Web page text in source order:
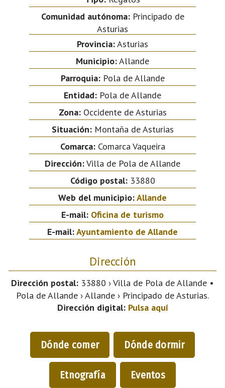
Comunidad autónoma:Principado de
Asturias
Provincia:Asturias
Municipio:Allande
Parroquia:Pola de Allande
Entidad: Pola de Allande
Zona:Occidente de Asturias
Situación:Montaña de Asturias
Comarca:Comarca Vaqueira
Dirección:Villa de Pola de Allande
Código postal:33880
Web del municipio:Allande
E-mail: Oficina de turismo
E-mail:Ayuntamiento de Allande
Dirección
Dirección postal: 33880 › Villa de Pola de Allande •
Pola de Allande › Allande › Principado de Asturias.
Dirección digital: Pulsa aquí
Dónde comer Dónde dormir
Etnografía Eventos